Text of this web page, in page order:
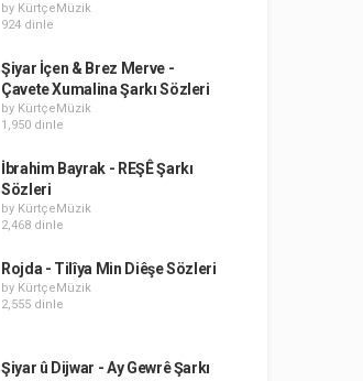
by KürtçeMüzik
924 dinle
Şiyar İçen & Brez Merve -
Çavete Xumalina Şarkı Sözleri
by KürtçeMüzik
1,950 dinle
İbrahim Bayrak - REŞÊ Şarkı
Sözleri
by KürtçeMüzik
2,468 dinle
Rojda - Tilîya Min Diêşe Sözleri
by KürtçeMüzik
2,555 dinle
Şiyar û Dijwar - Ay Gewrê Şarkı